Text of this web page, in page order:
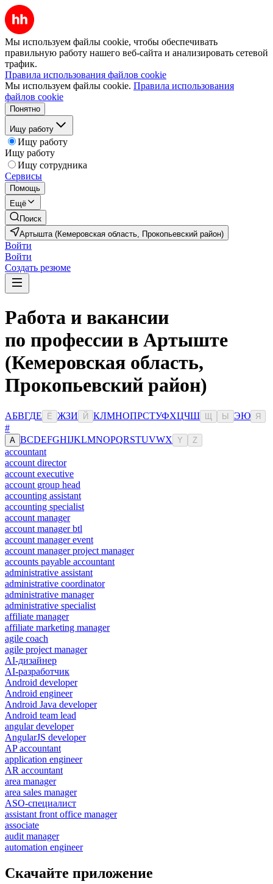
Мы используем файлы cookie, чтобы обеспечивать
правильную работу нашего веб-сайта и анализировать сетевой
трафик.
Правила использования файлов cookie
Мы используем файлы cookie. Правила использования
файлов cookie
Понятно
Ищу работу
Ищу работу
Ищу работу
Ищу сотрудника
Сервисы
Помощь
Ещё
Поиск
Артышта (Кемеровская область, Прокопьевский район)
Войти
Войти
Создать резюме
Работа и вакансии
по профессии в Артыште
(Кемеровская область,
Прокопьевский район)
АБВГДЕ Ё ЖЗИ Й КЛМНОПРСТУФХЦЧШ Ы ЭЮ Я
#
A BCDEFGHIJKLMNOPQRSTUVWX Y Z
accountant
account director
account executive
account group head
accounting assistant
accounting specialist
account manager
account manager btl
account manager event
account manager project manager
accounts payable accountant
administrative assistant
administrative coordinator
administrative manager
administrative specialist
affiliate manager
affiliate marketing manager
agile coach
agile project manager
AI-дизайнер
AI-разработчик
Android developer
Android engineer
Android Java developer
Android team lead
angular developer
AngularJS developer
AP accountant
application engineer
AR accountant
area manager
area sales manager
ASO-специалист
assistant front office manager
associate
audit manager
automation engineer
Скачайте приложение